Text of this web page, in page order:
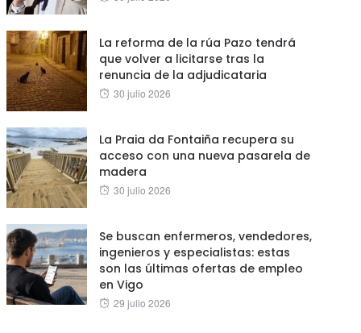
La reforma de la rúa Pazo tendrá
que volver a licitarse tras la
renuncia de la adjudicataria
Posted
30 julio 2026
La Praia da Fontaiña recupera su
acceso con una nueva pasarela de
madera
Posted
30 julio 2026
Se buscan enfermeros, vendedores,
ingenieros y especialistas: estas
son las últimas ofertas de empleo
en Vigo
Posted
29 julio 2026